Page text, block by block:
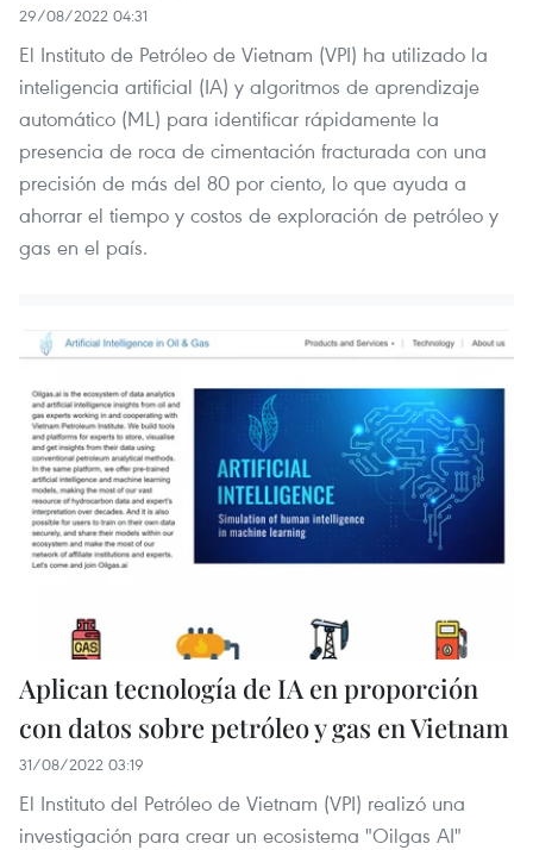
29/08/2022 04:31
El Instituto de Petróleo de Vietnam (VPI) ha utilizado la
inteligencia artificial (IA) y algoritmos de aprendizaje
automático (ML) para identificar rápidamente la
presencia de roca de cimentación fracturada con una
precisión de más del 80 por ciento, lo que ayuda a
ahorrar el tiempo y costos de exploración de petróleo y
gas en el país.
Aplican tecnología de IA en proporción
con datos sobre petróleo y gas en Vietnam
31/08/2022 03:19
El Instituto del Petróleo de Vietnam (VPI) realizó una
investigación para crear un ecosistema "Oilgas AI"